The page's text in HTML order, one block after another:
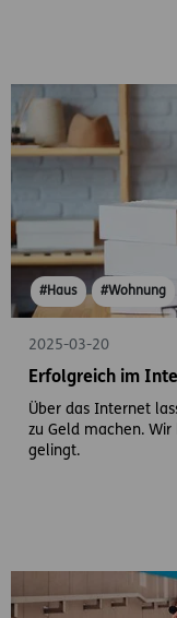
#Haus #Wohnung
2025-03-20
Erfolgreich im
Über das Internet
zu Geld machen.
gelingt.